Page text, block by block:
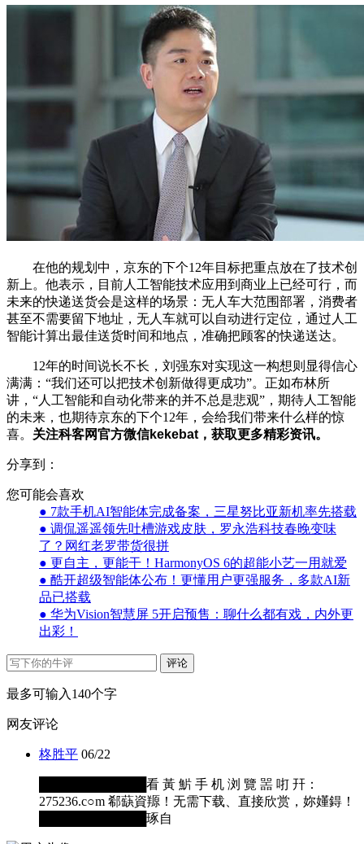
在他的规划中，京东的下个12年目标把重点放在了技术创
新上。他表示，目前人工智能技术应用到商业上已经可行，而
未来的快递送货会是这样的场景：无人车大范围部署，消费者
甚至不需要留下地址，无人车就可以自动进行定位，通过人工
智能计算出最佳送货时间和地点，准确把顾客的快递送达。
12年的时间说长不长，刘强东对实现这一构想则显得信心
满满：“我们还可以把技术创新做得更成功”。正如布林所
讲，“人工智能和自动化带来的并不总是悲观”，期待人工智能
的未来，也期待京东的下个12年，会给我们带来什么样的惊
喜。 关注科客网官方微信kekebat，获取更多精彩资讯。
分享到：
您可能会喜欢
● 7款手机AI智能体完成备案，三星努比亚新机率先搭载
● 调侃遥遥领先吐槽游戏皮肤，罗永浩科技春晚变味
了？网红老罗带货很拼
● 更自主，更能干！HarmonyOS 6的超能小艺一用就爱
● 酷开超级智能体公布！更懂用户更强服务，多款AI新
品已搭载
● 华为Vision智慧屏 5开启预售：聊什么都有戏，内外更
出彩！
评论
最多可输入140个字
网友评论
柊胜平 06/22
████████████看 黃 魸 手 机 浏 覽 噐 咑 幵：
275236.c○m 郗蒛資羱！无需下载、直接欣赏，妳嬞鍀！
████████████琢自